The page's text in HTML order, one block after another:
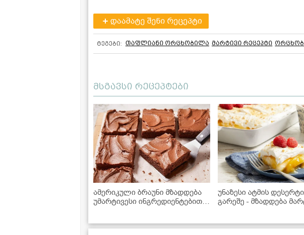
დაამატე შენი რეცეპტი
ტეგები: თაფლიანი ორცხობილა მარტივი რეცეპტი
მსგავსი რეცეპტები
ამერიკული ბრაუნი მზადდება
უმარტივესი ინგრედიენტებით,
უნაზესი ატმის
გარეშე - მზადდება